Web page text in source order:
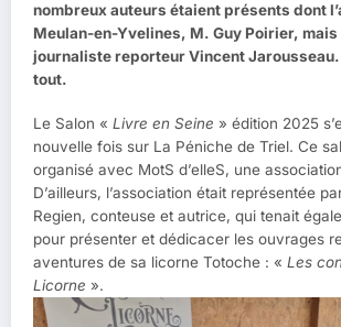
nombreux auteurs étaient présents dont
Meulan-en-Yvelines, M. Guy Poirier,
journaliste reporteur Vincent Jarousseau.
tout.
Le Salon « Livre en Seine » édition 2025
nouvelle fois sur La Péniche de Triel. Ce
organisé avec MotS d’elleS, une
D’ailleurs, l’association était représentée
Regien, conteuse et autrice, qui tenait
pour présenter et dédicacer les ouvrages
aventures de sa licorne Totoche : « Les
Licorne ».